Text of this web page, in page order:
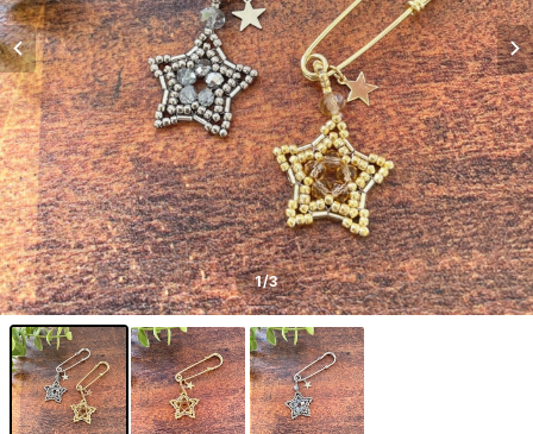
1/3